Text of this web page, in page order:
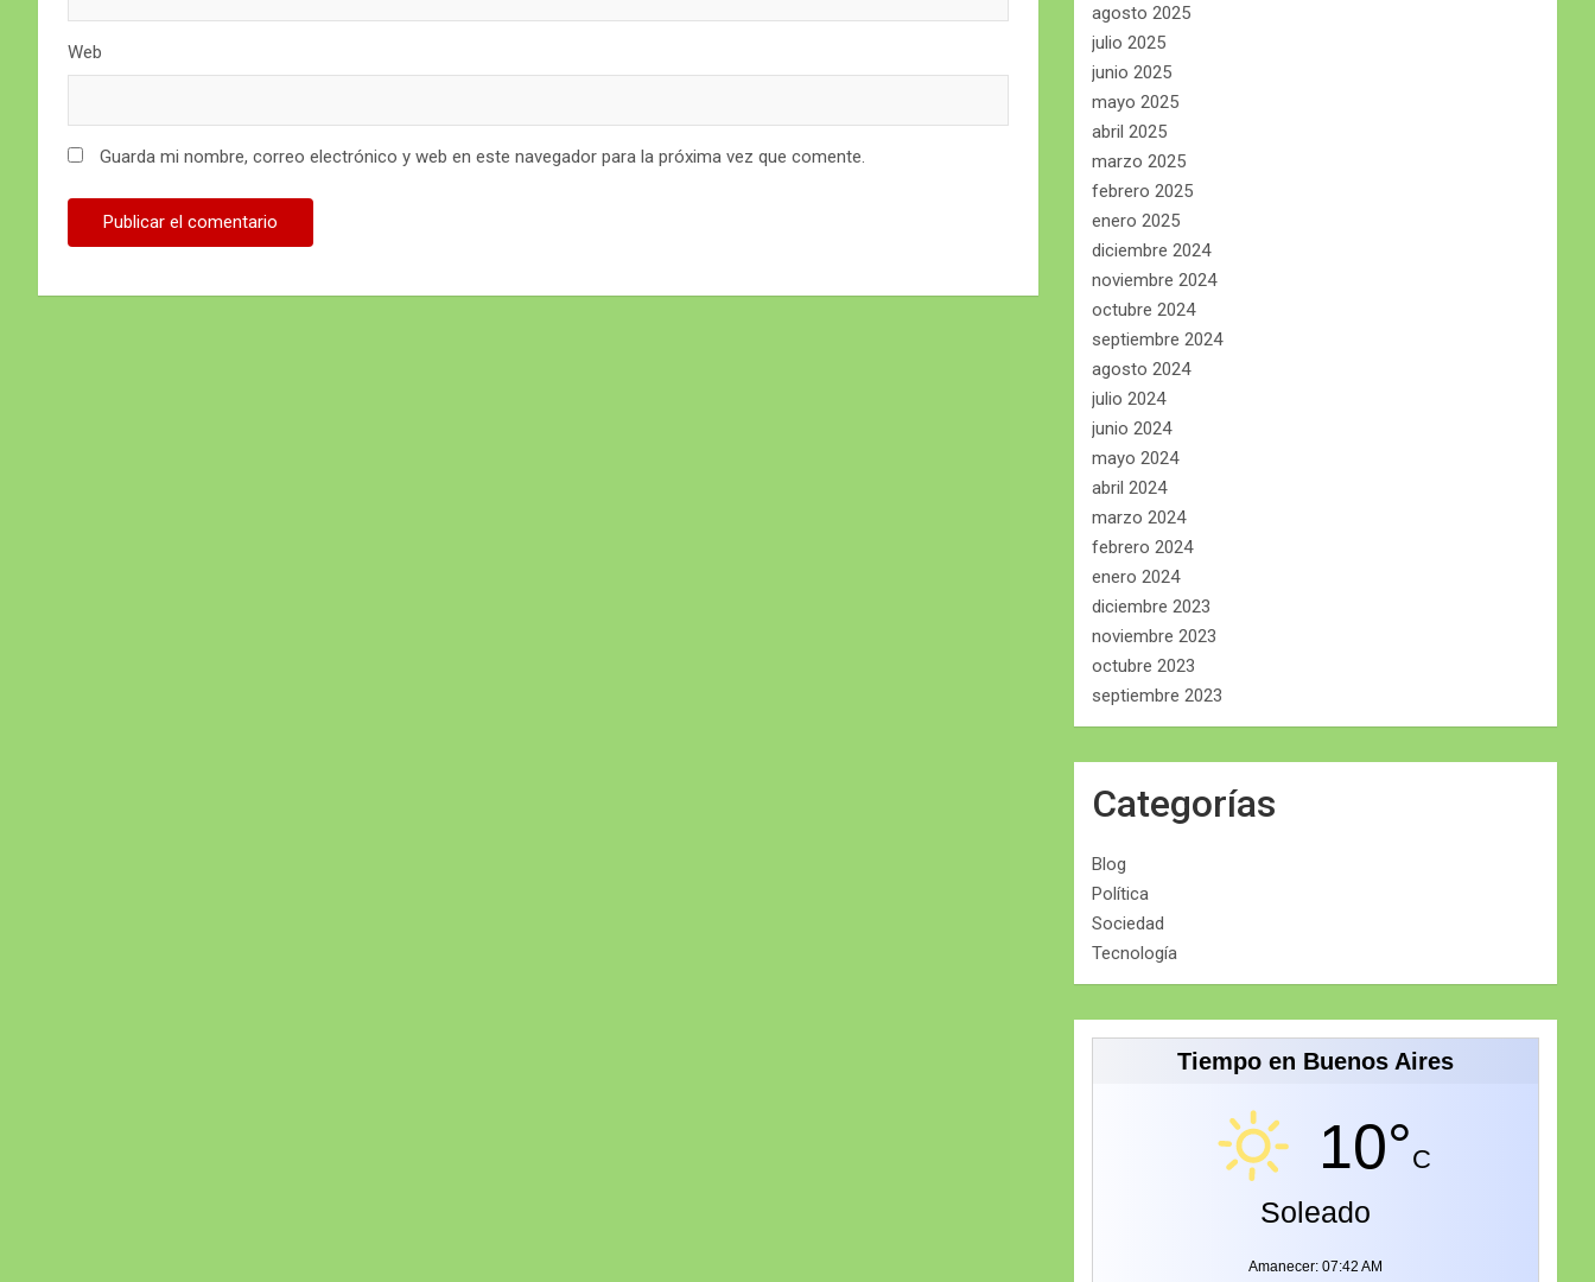
Web
Guarda mi nombre, correo electrónico y web en este navegador para la próxima vez que comente.
agosto 2025
julio 2025
junio 2025
mayo 2025
abril 2025
marzo 2025
febrero 2025
enero 2025
diciembre 2024
noviembre 2024
octubre 2024
septiembre 2024
agosto 2024
julio 2024
junio 2024
mayo 2024
abril 2024
marzo 2024
febrero 2024
enero 2024
diciembre 2023
noviembre 2023
octubre 2023
septiembre 2023
Categorías
Blog
Política
Sociedad
Tecnología
Tiempo en Buenos Aires
10°C
Soleado
Amanecer: 07:42 AM